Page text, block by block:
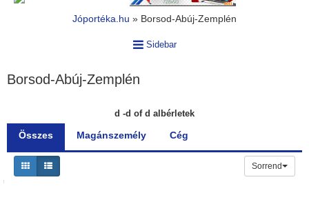
Jóportéka.hu » Borsod-Abúj-Zemplén
Sidebar
Borsod-Abúj-Zemplén
d -d of d albérletek
Összes Magánszemély Cég
Sorrend